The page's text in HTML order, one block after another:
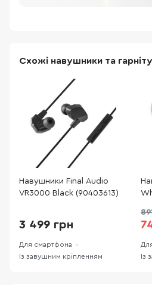
Схожі навушники та
Навушники Final Audio
VR3000 Black (90403613)
3 499 грн
Для смартфона
Із завушним кріпленням
Із